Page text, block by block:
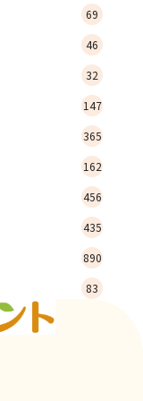
69
46
32
147
365
162
456
435
890
83